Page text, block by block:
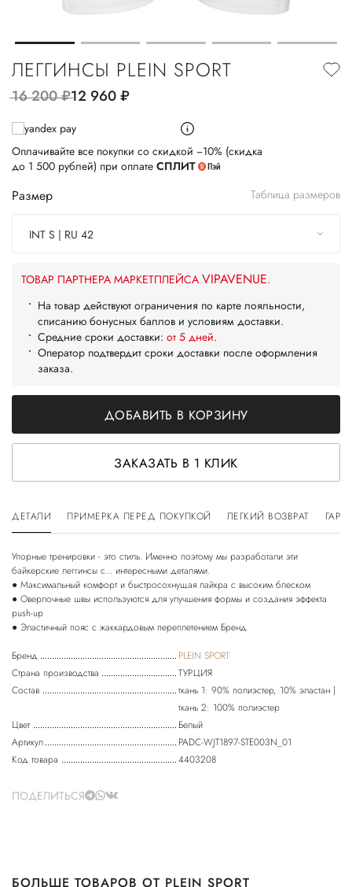
ЛЕГГИНСЫ PLEIN SPORT
16 200руб.12 960руб.
Оплачивайте все покупки со скидкой −10% (скидка
до 1 500 рублей) при оплате СПЛИТ
Размер Таблица размеров
INT S | RU 42
ТОВАР ПАРТНЕРА МАРКЕТПЛЕЙСА VIPAVENUE.
На товар действуют ограничения по карте лояльности,
списанию бонусных баллов и условиям доставки.
Средние сроки доставки: от 5 дней.
Оператор подтвердит сроки доставки после оформления
заказа.
ДОБАВИТЬ В КОРЗИНУ
ЗАКАЗАТЬ В 1 КЛИК
ДЕТАЛИ ПРИМЕРКА ПЕРЕД ПОКУПКОЙ ЛЕГКИЙ ВОЗВРАТ
Упорные тренировки - это стиль. Именно поэтому мы разработали эти
байкерские леггинсы с... интересными деталями.
● Максимальный комфорт и быстросохнущая лайкра с высоким блеском
● Оверлочные швы используются для улучшения формы и создания эффекта
push-up
● Эластичный пояс с жаккардовым переплетением Бренд
Бренд
PLEIN SPORT
Страна производства
ТУРЦИЯ
Состав
ткань 1: 90% полиэстер, 10% эластан |
ткань 2: 100% полиэстер
Цвет
Белый
Артикул
PADC-WJT1897-STE003N_01
Код товара
4403208
ПОДЕЛИТЬСЯ
БОЛЬШЕ ТОВАРОВ ОТ PLEIN SPORT